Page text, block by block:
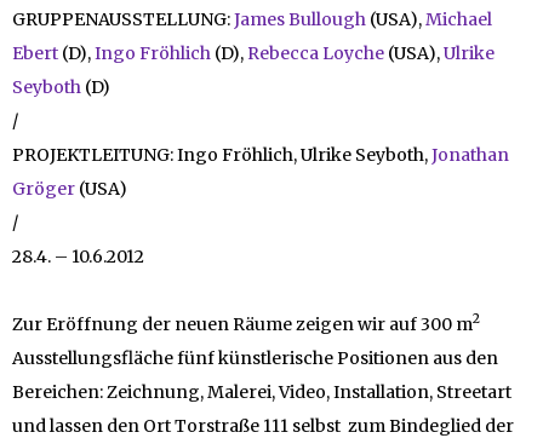
GRUPPENAUSSTELLUNG:James Bullough (USA),Michael
Ebert (D),Ingo Fröhlich (D), Rebecca Loyche (USA),Ulrike
Seyboth (D)
/
PROJEKTLEITUNG: Ingo Fröhlich, Ulrike Seyboth,Jonathan
Gröger (USA)
/
28.4. – 10.6.2012
Zur Eröffnung der neuen Räume zeigen wir auf 300 m2
Ausstellungsfläche fünf künstlerische Positionen aus den
Bereichen: Zeichnung, Malerei, Video, Installation, Streetart
und lassen den Ort Torstraße 111 selbst zum Bindeglied der